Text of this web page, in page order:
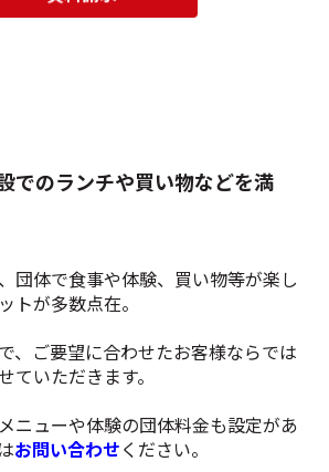
でのランチや買い物などを満
団体で食事や体験、買い物等が楽し
トが多数点在。
、ご要望に合わせたお客様ならでは
ていただきます。
ニューや体験の団体料金も設定があ
お問い合わせください。